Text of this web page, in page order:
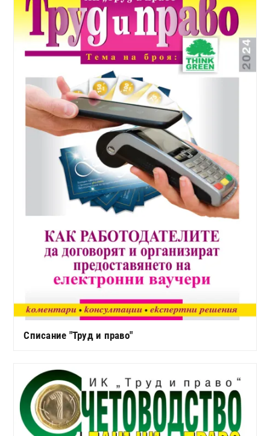
Списание "Труд и право"